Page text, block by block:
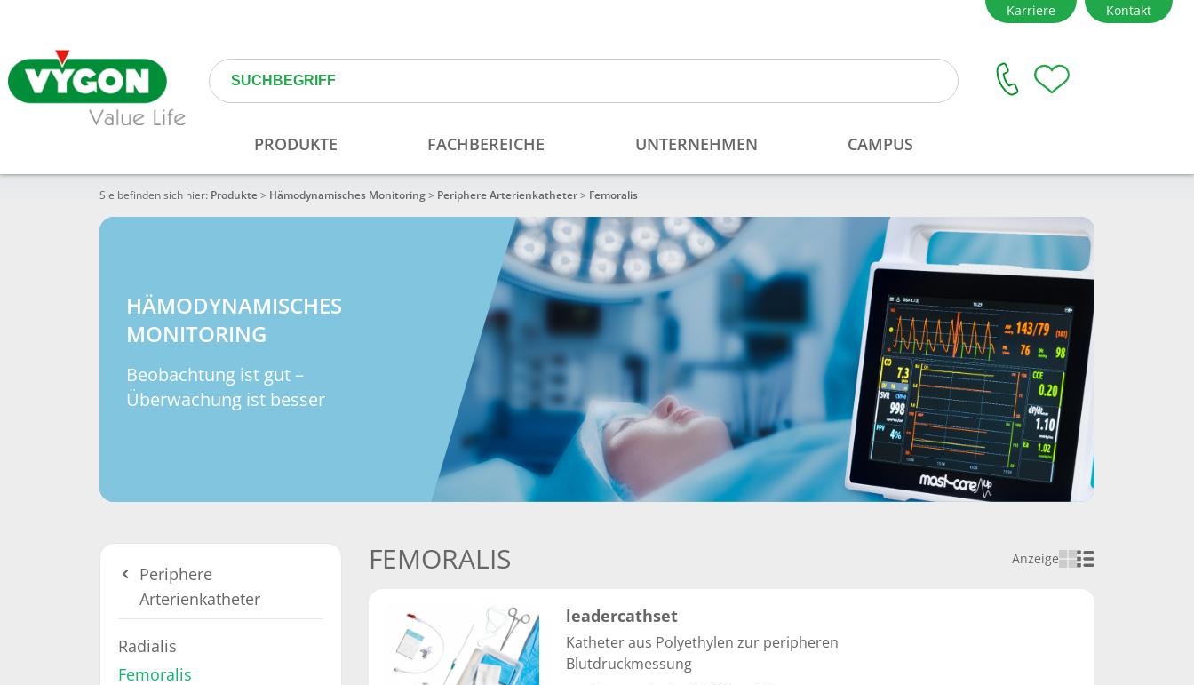
Sie befinden sich hier: Produkte> Hämodynamisches Monitoring> Periphere Arterienkatheter> Femoralis
HÄMODYNAMISCHES
MONITORING
Beobachtung ist gut –
Überwachung ist besser
Periphere
Arterienkatheter
Radialis
Femoralis
FEMORALIS Anzeige
leadercathset
Katheter aus Polyethylen zur peripheren
Blutdruckmessung